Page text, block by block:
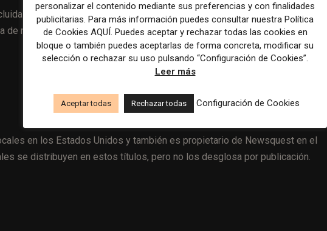
la crisis del Covid-19 y las elecciones presidenciales de 2020, el
de medio millón de nuevos lectores de pago a su base de suscriptores en
en los Estados Unidos y también es propietario de Newsquest en el
se distribuyen en estos títulos, pero no los desglosa por publicación.
personalizar el contenido mediante sus preferencias y con finalidades
publicitarias. Para más información puedes consultar nuestra Política
de Cookies AQUÍ. Puedes aceptar y rechazar todas las cookies en
bloque o también puedes aceptarlas de forma concreta, modificar su
selección o rechazar su uso pulsando “Configuración de Cookies”.
Leer más
Aceptar todas Rechazar todas Configuración de Cookies